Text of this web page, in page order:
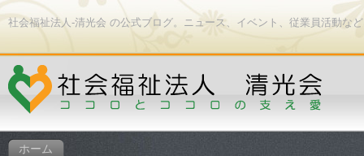
社会福祉法人-清光会 の公式ブログ。ニュース、イベント、従業員活動な
ホーム